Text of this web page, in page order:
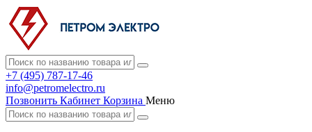
+7 (495) 787-17-46
info@petromelectro.ru
Позвонить Кабинет Корзина Меню